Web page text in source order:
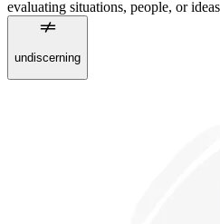
evaluating situations, people, or
undiscerning